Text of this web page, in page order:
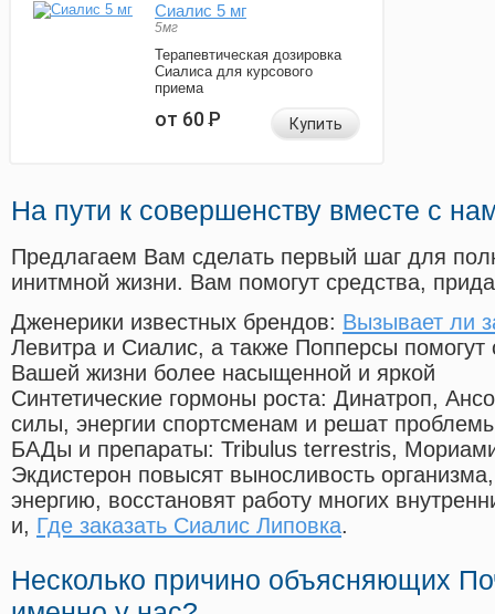
Сиалис 5 мг
5мг
Терапевтическая дозировка
Сиалиса для курсового
приема
от 60Р Купить
На пути к совершенству вместе с
Предлагаем Вам сделать первый шаг для
инитмной жизни. Вам помогут средства,
Дженерики известных брендов: Вызывает ли
Левитра и Сиалис, а также Попперсы помогут
Вашей жизни более насыщенной и яркой
Синтетические гормоны роста: Динатроп,
силы, энергии спортсменам и решат
БАДы и препараты: Tribulus terrestris,
Экдистерон повысят выносливость
энергию, восстановят работу многих
и, Где заказать Сиалис Липовка.
Несколько причино объясняющих